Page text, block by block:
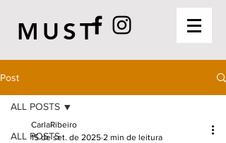
MUST
Post
ALL POSTS
ALL POSTS
CarlaRibeiro
15 de set. de 2025 2 min de leitura